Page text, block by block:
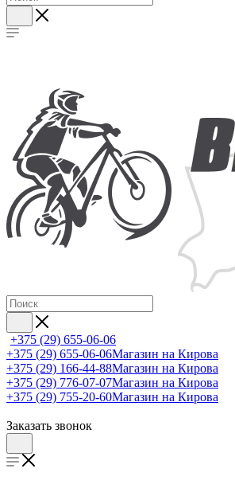
+375 (29) 655-06-06
+375 (29) 655-06-06Магазин на Кирова
+375 (29) 166-44-88Магазин на Кирова
+375 (29) 776-07-07Магазин на Кирова
+375 (29) 755-20-60Магазин на Кирова
Заказать звонок